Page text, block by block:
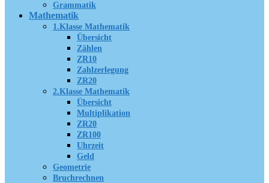
Grammatik
Mathematik
1.Klasse Mathematik
Übersicht
Zählen
ZR10
Zahlzerlegung
ZR20
2.Klasse Mathematik
Übersicht
Multiplikation
ZR20
ZR100
Uhrzeit
Geld
Geometrie
Bruchrechnen